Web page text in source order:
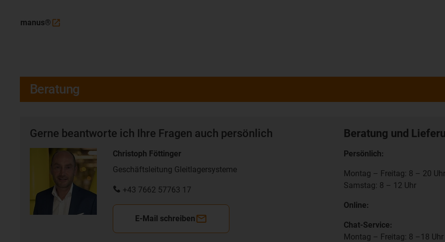
manus®
Beratung
Gerne beantworte ich Ihre Fragen auch persönlich
Christoph Föttinger
Geschäftsleitung Gleitlagersysteme
+43 7662 57763 17
E-Mail schreiben
Beratung und
Persönlich:
Montag – Freitag: 8 – 20 Uhr
Samstag: 8 – 12 Uhr
Online:
Chat-Service:
Montag – Freitag: 8 –18 Uhr